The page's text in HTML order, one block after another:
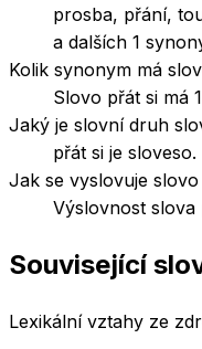
prosba, přání,
a dalších 1
Kolik synonym má
Slovo přát si má
Jaký je slovní druh
přát si je sloveso.
Jak se vyslovuje slovo
Výslovnost slova
Související
Lexikální vztahy ze